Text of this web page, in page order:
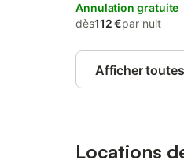
Annulation gratuite
dès112 €par nuit
Afficher
Locations